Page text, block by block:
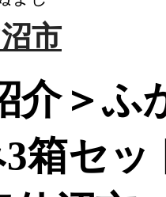
市
介＞ふ
箱セッ